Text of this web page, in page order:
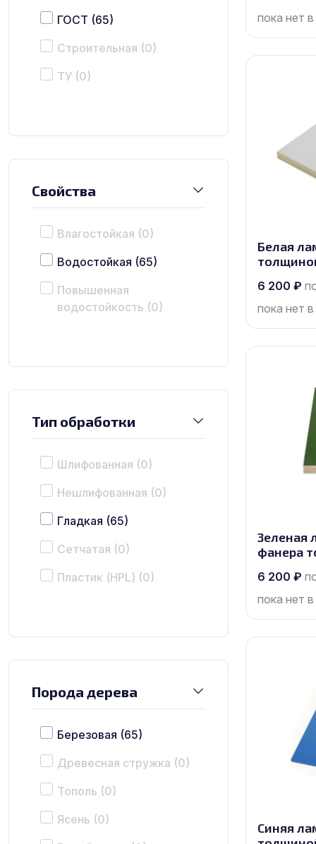
ГОСТ (65)
Строительная (0)
ТУ (0)
Свойства
Влагостойкая (0)
Водостойкая (65)
Повышенная
водостойкость (0)
Тип обработки
Шлифованная (0)
Нешлифованная (0)
Гладкая (65)
Сетчатая (0)
Пластик (HPL) (0)
Порода дерева
Березовая (65)
Древесная стружка (0)
Тополь (0)
Ясень (0)
пока нет
Белая
6 200 ₽
пока нет
Зеленая
фанера
6 200 ₽
пока нет
Синяя